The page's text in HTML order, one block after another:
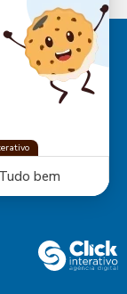
para proteger
Tudo bem